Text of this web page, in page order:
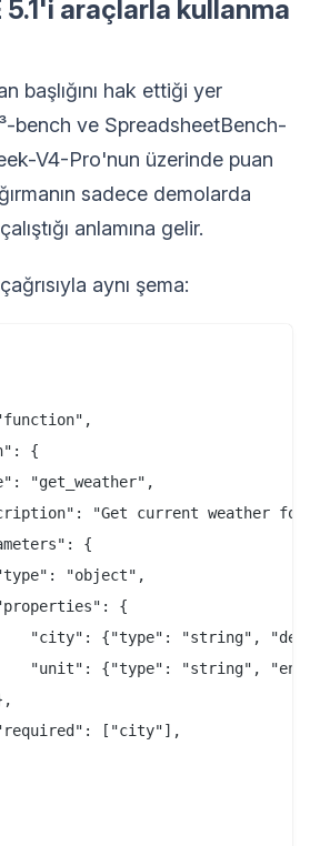
5.1'i araçlarla kullanma
başlığını hak ettiği yer
bench ve SpreadsheetBench-
V4-Pro'nun üzerinde puan
sadece demolarda
anlamına gelir.
aynı şema:
{
"get_weather",
"Get current weather
{
"object",
{
"city": {"type": "string",
"unit": {"type": "string",
["city"],